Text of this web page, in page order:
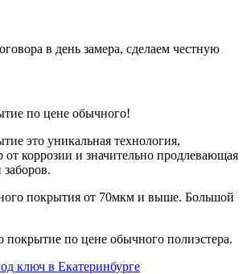
в день замера, сделаем честную
по цене обычного!
это уникальная технология,
коррозии и значительно продлевающая
покрытия от 70мкм и выше. Большой
покрытие по цене обычного полиэстера.
ключ в Екатеринбурге